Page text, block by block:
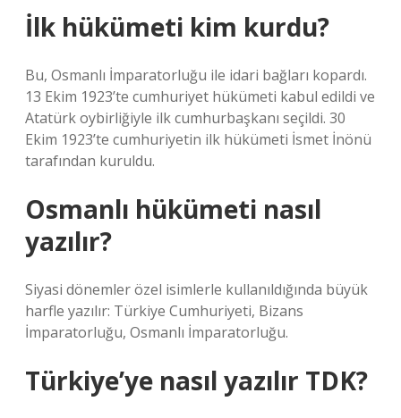
İlk hükümeti kim kurdu?
Bu, Osmanlı İmparatorluğu ile idari bağları kopardı.
13 Ekim 1923’te cumhuriyet hükümeti kabul edildi ve
Atatürk oybirliğiyle ilk cumhurbaşkanı seçildi. 30
Ekim 1923’te cumhuriyetin ilk hükümeti İsmet İnönü
tarafından kuruldu.
Osmanlı hükümeti nasıl
yazılır?
Siyasi dönemler özel isimlerle kullanıldığında büyük
harfle yazılır: Türkiye Cumhuriyeti, Bizans
İmparatorluğu, Osmanlı İmparatorluğu.
Türkiye’ye nasıl yazılır TDK?